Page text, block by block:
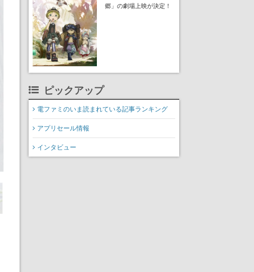
郷」の劇場上映が決定！
ピックアップ
電ファミのいま読まれている記事ランキング
アプリセール情報
インタビュー